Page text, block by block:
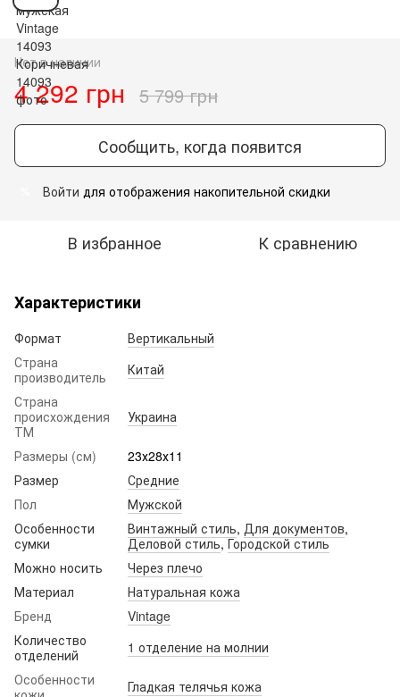
Нет в наличии
4 292 грн 5 799 грн
Сообщить, когда появится
Войти для отображения накопительной скидки
В избранное К сравнению
Характеристики
Формат
Вертикальный
Страна
производитель
Китай
Страна
происхождения
ТМ
Украина
Размеры (см)
23х28х11
Размер
Средние
Пол
Мужской
Особенности
сумки
Винтажный стиль, Для документов,
Деловой стиль,Городской стиль
Можно носить
Через плечо
Материал
Натуральная кожа
Бренд
Vintage
Количество
отделений
1 отделение на молнии
Особенности
Гладкая телячья кожа